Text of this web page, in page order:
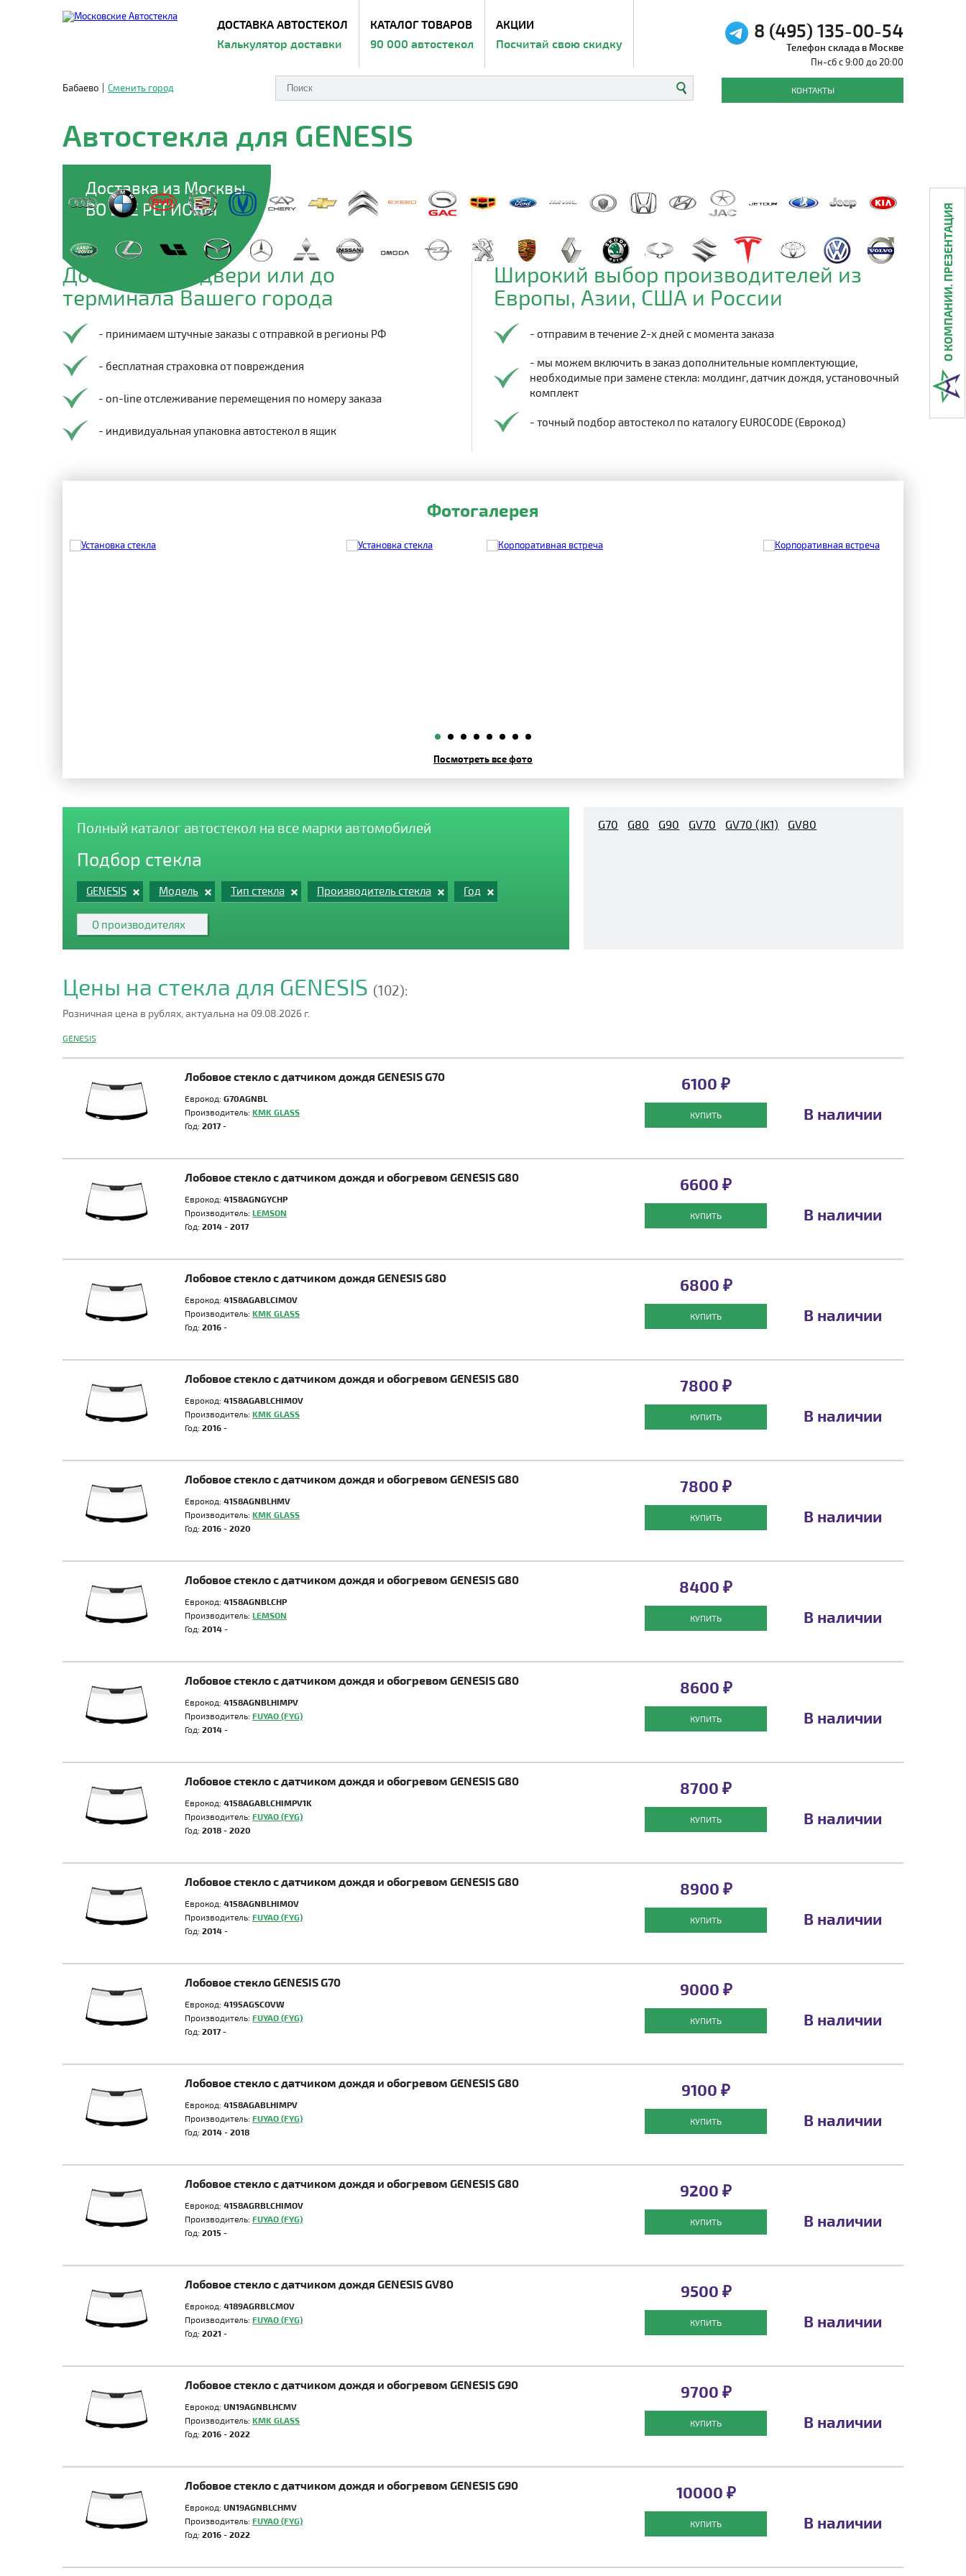
ДОСТАВКА АВТОСТЕКОЛ
Калькулятор доставки
КАТАЛОГ ТОВАРОВ
90 000 автостекол
АКЦИИ
Посчитай свою скидку
Бабаево Сменить город
8 (495) 135-00-54
Телефон склада в Москве
Пн-сб с 9:00 до 20:00
КОНТАКТЫ
Автостекла для GENESIS
Доставка из Москвы
ВО ВСЕ РЕГИОНЫ
Доставим до двери или до
терминала Вашего города
- принимаем штучные заказы с отправкой в регионы РФ
- бесплатная страховка от повреждения
- on-line отслеживание перемещения по номеру заказа
- индивидуальная упаковка автостекол в ящик
Широкий выбор производителей из
Европы, Азии, США и России
- отправим в течение 2-х дней с момента заказа
- мы можем включить в заказ дополнительные комплектующие,
необходимые при замене стекла: молдинг, датчик дождя, установочный
комплект
- точный подбор автостекол по каталогу EUROCODE (Еврокод)
Фотогалерея
Посмотреть все фото
Полный каталог автостекол на все марки автомобилей
Подбор стекла
GENESIS Модель Тип стекла Производитель стекла Год
О производителях
G70 G80 G90 GV70 GV70 (JK1) GV80
Цены на стекла для GENESIS (102):
Розничная цена в рублях, актуальна на 09.08.2026 г.
GENESIS
Лобовое стекло с датчиком дождя GENESIS G70
Еврокод: G70AGNBL
Производитель: KMK GLASS
Год: 2017 -
6100 ₽
КУПИТЬ В наличии
Лобовое стекло с датчиком дождя и обогревом GENESIS G80
Еврокод: 4158AGNGYCHP
Производитель: LEMSON
Год: 2014 - 2017
6600 ₽
КУПИТЬ В наличии
Лобовое стекло с датчиком дождя GENESIS G80
Еврокод: 4158AGABLCIMOV
Производитель: KMK GLASS
Год: 2016 -
6800 ₽
КУПИТЬ В наличии
Лобовое стекло с датчиком дождя и обогревом GENESIS G80
Еврокод: 4158AGABLCHIMOV
Производитель: KMK GLASS
Год: 2016 -
7800 ₽
КУПИТЬ В наличии
Лобовое стекло с датчиком дождя и обогревом GENESIS G80
Еврокод: 4158AGNBLHMV
Производитель: KMK GLASS
Год: 2016 - 2020
7800 ₽
КУПИТЬ В наличии
Лобовое стекло с датчиком дождя и обогревом GENESIS G80
Еврокод: 4158AGNBLCHP
Производитель: LEMSON
Год: 2014 -
8400 ₽
КУПИТЬ В наличии
Лобовое стекло с датчиком дождя и обогревом GENESIS G80
Еврокод: 4158AGNBLHIMPV
Производитель: FUYAO (FYG)
Год: 2014 -
8600 ₽
КУПИТЬ В наличии
Лобовое стекло с датчиком дождя и обогревом GENESIS G80
Еврокод: 4158AGABLCHIMPV1K
Производитель: FUYAO (FYG)
Год: 2018 - 2020
8700 ₽
КУПИТЬ В наличии
Лобовое стекло с датчиком дождя и обогревом GENESIS G80
Еврокод: 4158AGNBLHIMOV
Производитель: FUYAO (FYG)
Год: 2014 -
8900 ₽
КУПИТЬ В наличии
Лобовое стекло GENESIS G70
Еврокод: 4195AGSCOVW
Производитель: FUYAO (FYG)
Год: 2017 -
9000 ₽
КУПИТЬ В наличии
Лобовое стекло с датчиком дождя и обогревом GENESIS G80
Еврокод: 4158AGABLHIMPV
Производитель: FUYAO (FYG)
Год: 2014 - 2018
9100 ₽
КУПИТЬ В наличии
Лобовое стекло с датчиком дождя и обогревом GENESIS G80
Еврокод: 4158AGRBLCHIMOV
Производитель: FUYAO (FYG)
Год: 2015 -
9200 ₽
КУПИТЬ В наличии
Лобовое стекло с датчиком дождя GENESIS GV80
Еврокод: 4189AGRBLCMOV
Производитель: FUYAO (FYG)
Год: 2021 -
9500 ₽
КУПИТЬ В наличии
Лобовое стекло с датчиком дождя и обогревом GENESIS G90
Еврокод: UN19AGNBLHCMV
Производитель: KMK GLASS
Год: 2016 - 2022
9700 ₽
КУПИТЬ В наличии
Лобовое стекло с датчиком дождя и обогревом GENESIS G90
Еврокод: UN19AGNBLCHMV
Производитель: FUYAO (FYG)
Год: 2016 - 2022
10000 ₽
КУПИТЬ В наличии
О КОМПАНИИ. ПРЕЗЕНТАЦИЯ